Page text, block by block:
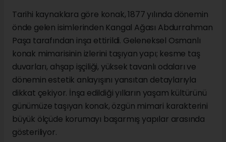
Tarihi kaynaklara göre konak, 1877 yılında dönemin
önde gelen isimlerinden Kangal Ağası Abdurrahman
Paşa tarafından inşa ettirildi. Geleneksel Osmanlı
konak mimarisinin izlerini taşıyan yapı; kesme taş
duvarları, ahşap işçiliği, yüksek tavanlı odaları ve
dönemin estetik anlayışını yansıtan detaylarıyla
dikkat çekiyor. İnşa edildiği yılların yaşam kültürünü
günümüze taşıyan konak, özgün mimari karakterini
büyük ölçüde korumayı başarmış yapılar arasında
gösteriliyor.